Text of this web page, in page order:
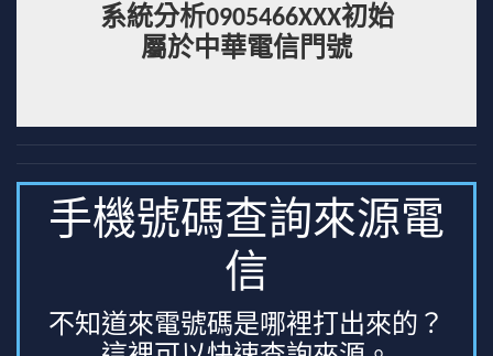
系統分析0905466XXX初始
屬於中華電信門號
手機號碼查詢來源電
信
不知道來電號碼是哪裡打出來的？